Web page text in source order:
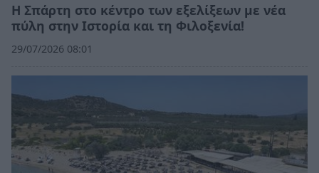
Η Σπάρτη στο κέντρο των εξελίξεων με νέα
πύλη στην Ιστορία και τη Φιλοξενία!
29/07/2026 08:01